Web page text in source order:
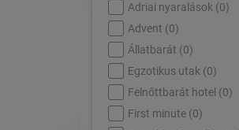
Adriai nyaralások (0)
Advent (0)
Állatbarát (0)
Egzotikus utak (0)
Felnőttbarát hotel (0)
First minute (0)